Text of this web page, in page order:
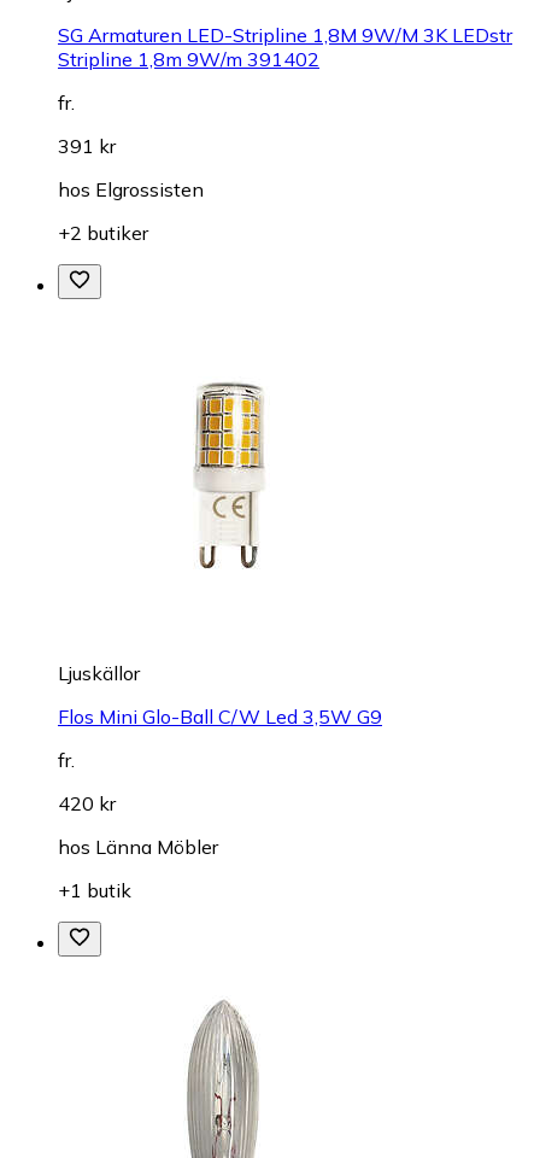
SG Armaturen LED-Stripline 1,8M 9W/M 3K LEDstr
Stripline 1,8m 9W/m 391402
fr.
391 kr
hos Elgrossisten
+2 butiker
Ljuskällor
Flos Mini Glo-Ball C/W Led 3,5W G9
fr.
420 kr
hos Länna Möbler
+1 butik